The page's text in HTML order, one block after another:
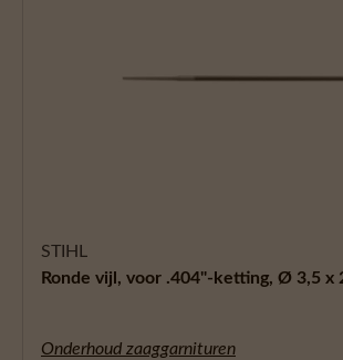
STIHL
Ronde vijl, voor .404"-ketting, Ø 3,5 x
Onderhoud zaaggarnituren